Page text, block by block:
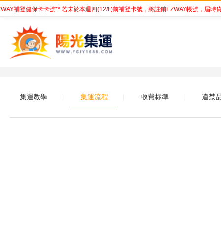
補登健保卡卡號** 若未於本週四(12/8)前補登卡號，將註銷EZWAY帳號，屆時貨
集運教學 集運流程 收費标準 違禁